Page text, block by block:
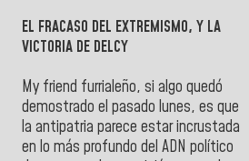
EL FRACASO DEL EXTREMISMO, Y LA
VICTORIA DE DELCY
My friend furrialeño, si algo quedó
demostrado el pasado lunes, es que
la antipatria parece estar incrustada
en lo más profundo del ADN político